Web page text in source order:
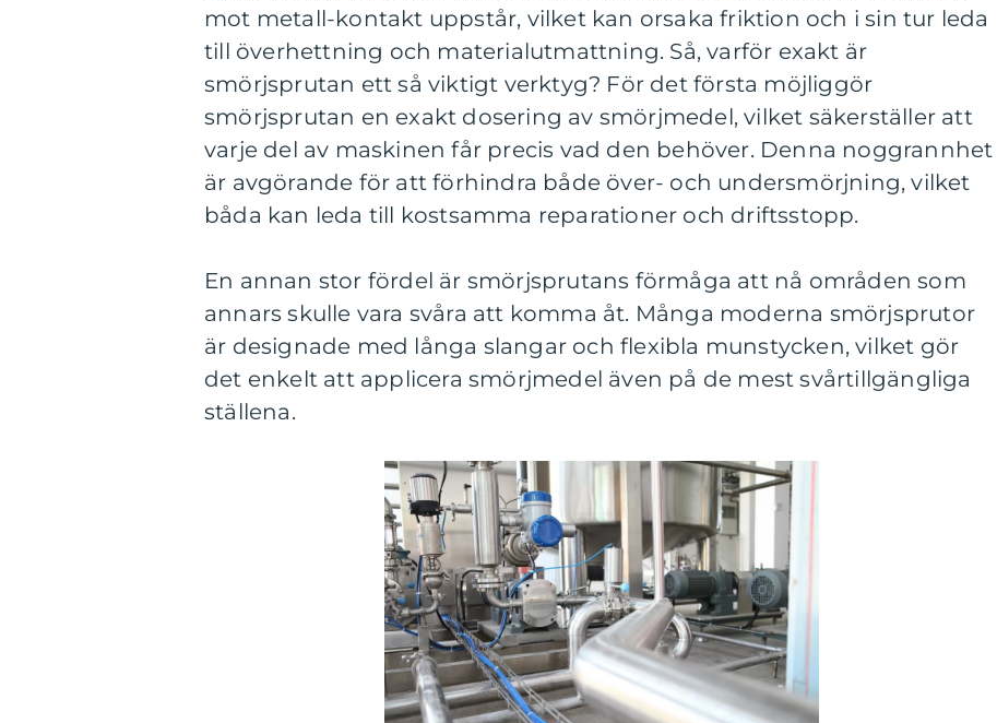
mot metall-kontakt uppstår, vilket kan orsaka friktion och i sin tur leda
till överhettning och materialutmattning. Så, varför exakt är
smörjsprutan ett så viktigt verktyg? För det första möjliggör
smörjsprutan en exakt dosering av smörjmedel, vilket säkerställer att
varje del av maskinen får precis vad den behöver. Denna noggrannhet
är avgörande för att förhindra både över- och undersmörjning, vilket
båda kan leda till kostsamma reparationer och driftsstopp.
En annan stor fördel är smörjsprutans förmåga att nå områden som
annars skulle vara svåra att komma åt. Många moderna smörjsprutor
är designade med långa slangar och flexibla munstycken, vilket gör
det enkelt att applicera smörjmedel även på de mest svårtillgängliga
ställena.